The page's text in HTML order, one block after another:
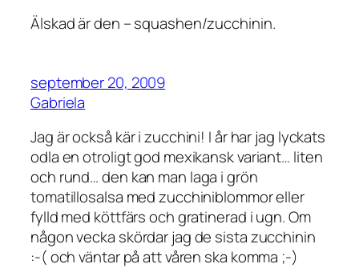
Älskad är den – squashen/zucchinin.
september 20, 2009
Gabriela
Jag är också kär i zucchini! I år har jag lyckats
odla en otroligt god mexikansk variant… liten
och rund… den kan man laga i grön
tomatillosalsa med zucchiniblommor eller
fylld med köttfärs och gratinerad i ugn. Om
någon vecka skördar jag de sista zucchinin
:-( och väntar på att våren ska komma ;-)